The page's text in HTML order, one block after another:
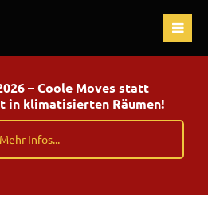
– Coole Moves statt
in klimatisierten Räumen!
Mehr Infos...